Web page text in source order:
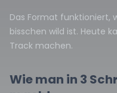
Das Format funktioniert,
bisschen wild ist. Heute
Track machen.
Wie man in 3